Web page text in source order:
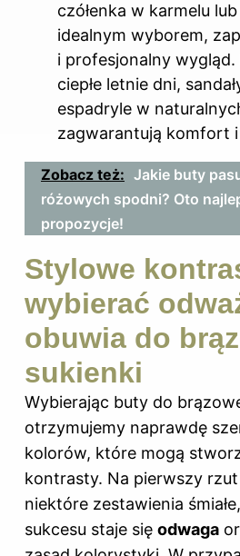
czółenka w karmelu
idealnym wyborem,
i profesjonalny
ciepłe letnie dni,
espadryle w
zagwarantują komfort
Zobacz też: Jakie buty
różowych spodni? Oto
propozycje!
Stylowe
wybierać
obuwia do
sukienki
Wybierając buty do
otrzymujemy naprawdę
kolorów, które mogą
kontrasty. Na pierwszy
niektóre zestawienia
sukcesu staje się odwaga